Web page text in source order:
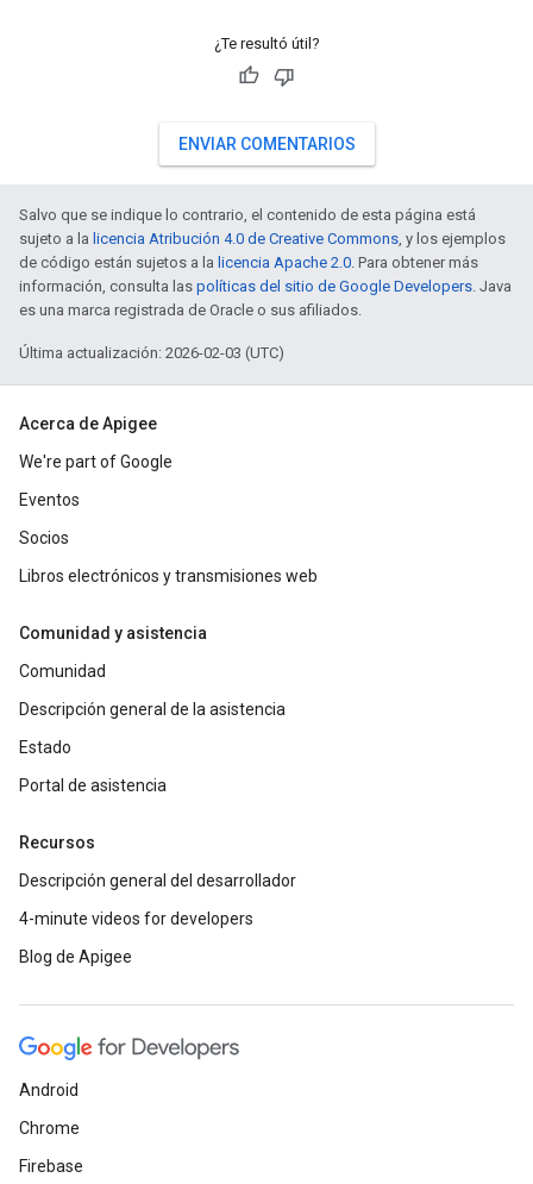
¿Te resultó útil?
ENVIAR COMENTARIOS
Salvo que se indique lo contrario, el contenido de esta página está
sujeto a la licencia Atribución 4.0 de Creative Commons, y los ejemplos
de código están sujetos a la licencia Apache 2.0. Para obtener más
información, consulta las políticas del sitio de Google Developers. Java
es una marca registrada de Oracle o sus afiliados.
Última actualización: 2026-02-03 (UTC)
Acerca de Apigee
We're part of Google
Eventos
Socios
Libros electrónicos y transmisiones web
Comunidad y asistencia
Comunidad
Descripción general de la asistencia
Estado
Portal de asistencia
Recursos
Descripción general del desarrollador
4-minute videos for developers
Blog de Apigee
Android
Chrome
Firebase